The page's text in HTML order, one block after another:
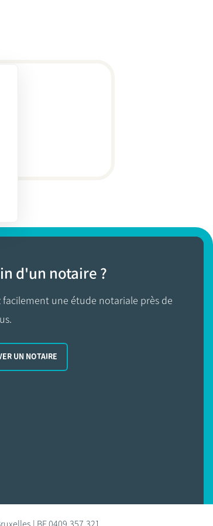
d'un notaire ?
facilement une étude notariale près de
UN NOTAIRE